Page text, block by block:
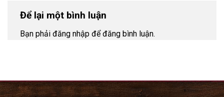
Để lại một bình luận
Bạn phải đăng nhập để đăng bình luận.